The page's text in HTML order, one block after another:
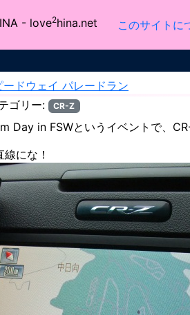
- love2hina.net このサイトに
ードウェイ パレードラン
ゴリー: CR-Z
Day in FSWというイベントで、
にな！